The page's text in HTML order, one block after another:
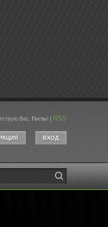
Вас Гость! | RSS
ВХОД